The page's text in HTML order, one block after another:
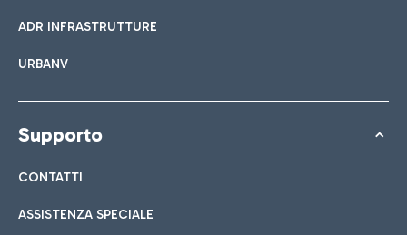
ADR INFRASTRUTTURE
URBANV
Supporto
CONTATTI
ASSISTENZA SPECIALE